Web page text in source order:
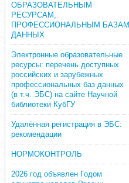
ОБРАЗОВАТЕЛЬНЫМ
РЕСУРСАМ,
ПРОФЕССИОНАЛЬНЫМ БАЗАМ
ДАННЫХ
Электронные образовательные
ресурсы: перечень доступных
российских и зарубежных
профессиональных баз данных
(в т.ч. ЭБС) на сайте Научной
библиотеки КубГУ
Удалённая регистрация в ЭБС:
рекомендации
НОРМОКОНТРОЛЬ
2026 год объявлен Годом